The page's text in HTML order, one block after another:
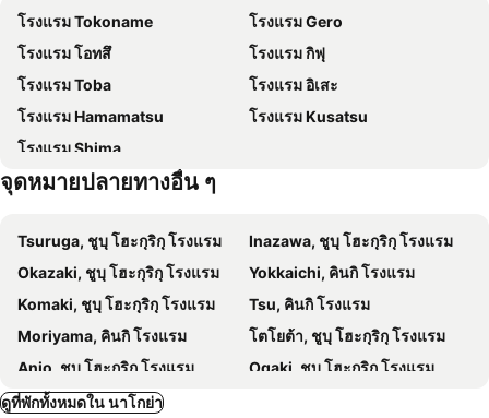
R&B Hotel Nagoyaekimae
Nagoya JR Gate Tower Hotel
Nagoya Garden Palace
Travelodge Nagoya Sakae
Four Points Flex by Sheraton Nagoya Station
HOTEL LiVEMAX PREMIUM Nagoya Marunouchi
Meitetsu Inn Nagoya Kanayama Annex
APA Hotel Nagoya Ekimae
HOTEL LiVEMAX Nagoya Sakuradoriguchi
Richmond Hotel Nagoya Shinkansenguchi
KKR Hotel Nagoya
Nishitetsu Hotel Croom Nagoya
Hotel Vista Nagoya Nishiki
R&B Hotel Nagoya Nishiki
Red Planet Nagoya Nishiki
Toyoko Inn Nagoya Nishiki
Sanco Inn Nagoya Nishiki
ACCESS by LOISIR HOTEL Nagoya
KOKO HOTEL Nagoya Sakae South
Cypress Garden Nagoya
hotel androoms Nagoya Fushimi
Nagoya Television Tower
Marunouchi Station
Kita
Fushimi Station
Shinsakae-machi Station
Heiwa Park
Nagara River Hot Spring
Obu Station
Komaki Station
Nagoya Dome
โรงแรม Tokoname
โรงแรม Gero
โรงแรม โอทสึ
โรงแรม กิฟุ
โรงแรม Toba
โรงแรม อิเสะ
โรงแรม Hamamatsu
โรงแรม Kusatsu
โรงแรม Shima
จุดหมายปลายทางอื่น ๆ
Tsuruga, ชูบุ โฮะกุริกุ โรงแรม
Inazawa, ชูบุ โฮะกุริกุ โรงแรม
Okazaki, ชูบุ โฮะกุริกุ โรงแรม
Yokkaichi, คินกิ โรงแรม
Komaki, ชูบุ โฮะกุริกุ โรงแรม
Tsu, คินกิ โรงแรม
Moriyama, คินกิ โรงแรม
โตโยต้า, ชูบุ โฮะกุริกุ โรงแรม
Anjo, ชูบุ โฮะกุริกุ โรงแรม
Ogaki, ชูบุ โฮะกุริกุ โรงแรม
Gujo, ชูบุ โฮะกุริกุ โรงแรม
ดูที่พักทั้งหมดใน นาโกย่า